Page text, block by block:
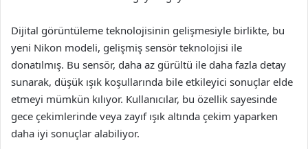
Dijital görüntüleme teknolojisinin gelişmesiyle birlikte, bu
yeni Nikon modeli, gelişmiş sensör teknolojisi ile
donatılmış. Bu sensör, daha az gürültü ile daha fazla detay
sunarak, düşük ışık koşullarında bile etkileyici sonuçlar elde
etmeyi mümkün kılıyor. Kullanıcılar, bu özellik sayesinde
gece çekimlerinde veya zayıf ışık altında çekim yaparken
daha iyi sonuçlar alabiliyor.